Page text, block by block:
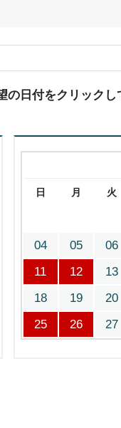
日付をクリック
日 月 火
04
05 06
11
12 13
18
19 20
25
26 27